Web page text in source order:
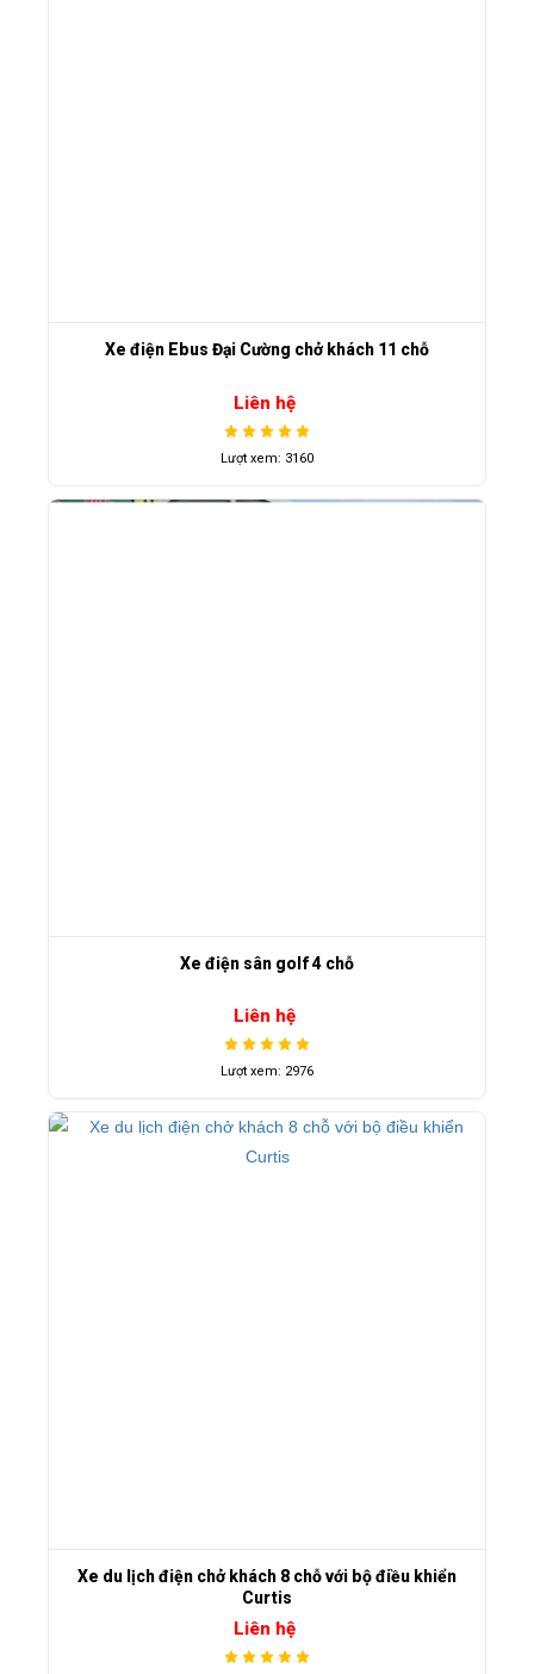
Xe điện Ebus Đại Cường chở khách 11 chỗ
Liên hệ
Lượt xem: 3160
Xe điện sân golf 4 chỗ
Liên hệ
Lượt xem: 2976
Xe du lịch điện chở khách 8 chỗ với bộ điều khiển
Curtis
Liên hệ